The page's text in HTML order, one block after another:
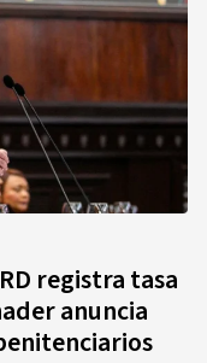
registra tasa
anuncia